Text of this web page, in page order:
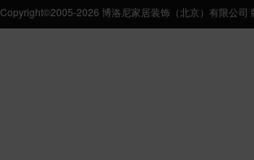
Copyright©2005-2026 博洛尼家居装饰（北京）有限公司